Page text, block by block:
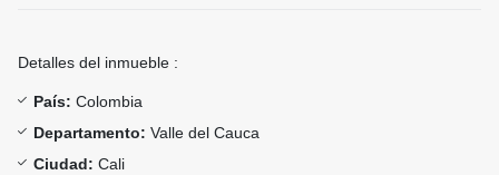
Detalles del inmueble :
País: Colombia
Departamento: Valle del Cauca
Ciudad: Cali